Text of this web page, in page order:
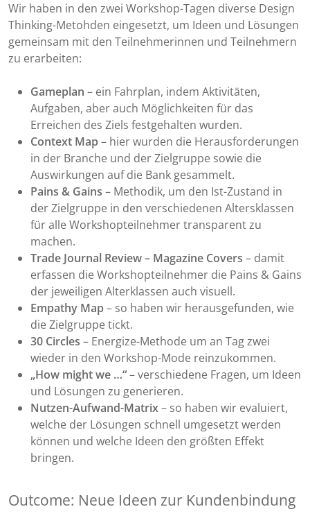
Wir haben in den zwei Workshop-Tagen diverse Design
Thinking-Metohden eingesetzt, um Ideen und Lösungen
gemeinsam mit den Teilnehmerinnen und Teilnehmern
zu erarbeiten:
Gameplan – ein Fahrplan, indem Aktivitäten,
Aufgaben, aber auch Möglichkeiten für das
Erreichen des Ziels festgehalten wurden.
Context Map – hier wurden die Herausforderungen
in der Branche und der Zielgruppe sowie die
Auswirkungen auf die Bank gesammelt.
Pains & Gains – Methodik, um den Ist-Zustand in
der Zielgruppe in den verschiedenen Altersklassen
für alle Workshopteilnehmer transparent zu
machen.
Trade Journal Review – Magazine Covers – damit
erfassen die Workshopteilnehmer die Pains & Gains
der jeweiligen Alterklassen auch visuell.
Empathy Map – so haben wir herausgefunden, wie
die Zielgruppe tickt.
30 Circles – Energize-Methode um an Tag zwei
wieder in den Workshop-Mode reinzukommen.
„How might we …“– verschiedene Fragen, um Ideen
und Lösungen zu generieren.
Nutzen-Aufwand-Matrix– so haben wir evaluiert,
welche der Lösungen schnell umgesetzt werden
können und welche Ideen den größten Effekt
bringen.
Outcome: Neue Ideen zur Kundenbindung